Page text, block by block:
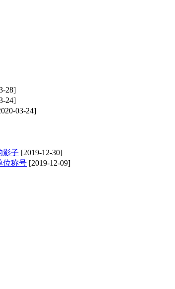
28]
24]
03-24]
影子 [2019-12-30]
位称号 [2019-12-09]